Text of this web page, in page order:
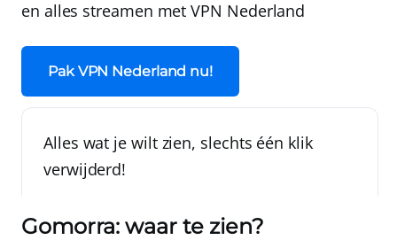
en alles streamen metVPN Nederland
Pak VPN Nederland nu!
Alles wat je wilt zien, slechts één klik
verwijderd!
Gomorra: waar te zien?